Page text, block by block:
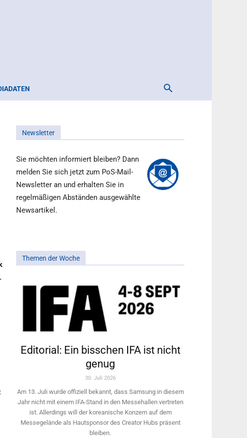
Newsletter
Sie möchten informiert bleiben? Dann
melden Sie sich jetzt zum PoS-Mail-
Newsletter an und erhalten Sie in
regelmäßigen Abständen ausgewählte
Newsartikel.
Themen der Woche
Editorial: Ein bisschen IFA ist nicht
genug
30. Juli 2026
Am 13. Juli wurde offiziell bekannt, dass Samsung in diesem
Jahr nicht mit einem IFA-Stand in den Messehallen vertreten
ist. Allerdings will ­der koreanische Konzern auf dem
Messegelände als Hautsponsor des Creator Hubs präsent
bleiben.